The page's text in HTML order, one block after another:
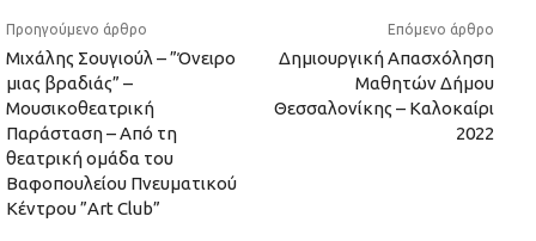
Προηγούμενο άρθρο
Μιχάλης Σουγιούλ – ”Όνειρο
μιας βραδιάς” –
Μουσικοθεατρική
Παράσταση – Από τη
θεατρική ομάδα του
Βαφοπουλείου Πνευματικού
Κέντρου ”Art Club”
Επόμενο άρθρο
Δημιουργική Απασχόληση
Μαθητών Δήμου
Θεσσαλονίκης – Καλοκαίρι
2022